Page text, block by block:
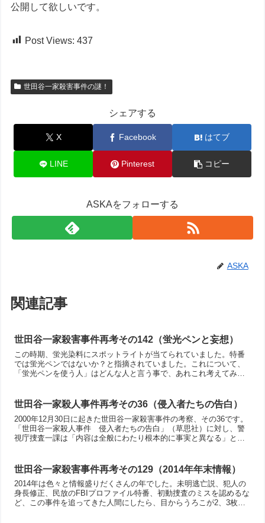
公開して欲しいです。
Post Views: 437
世田谷一家殺害事件の謎！
シェアする
X Facebook はてブ
LINE Pinterest コピー
ASKAをフォローする
ASKA
関連記事
世田谷一家殺害事件再考その142（蛍光ペンと妄想）
この時期、蛍光染料にスポットライトが当てられていました。特番
では蛍光ペンではないか？と指摘されていました。これについて、
「蛍光ペンを使う人」はどんな人と言う事で、あれこれ考えてみま
世田谷一家殺人事件再考その36（侵入者たちの告白）
2000年12月30日に起きた世田谷一家殺害事件の考察、その36です。
「世田谷一家殺人事件 侵入者たちの告白」（草思社）に対し、警
視庁捜査一課は「内容は全般にわたり根本的に事実と異なる」との
世田谷一家殺害事件再考その129（2014年年末情報）
2014年は色々と情報盛りだくさんの年でした。未明逃亡説、犯人の
身長修正、民放のFBIプロファイル特番、初動捜査のミスを認めるな
ど、この事件を追ってきた人間にしたら、目からうろこが2、3枚落